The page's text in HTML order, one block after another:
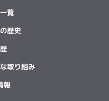
覧
歴史
取り組み
報